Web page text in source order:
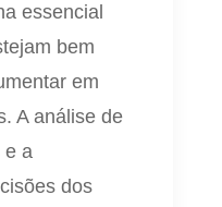
essencial
bem
em
A análise de
e a
dos